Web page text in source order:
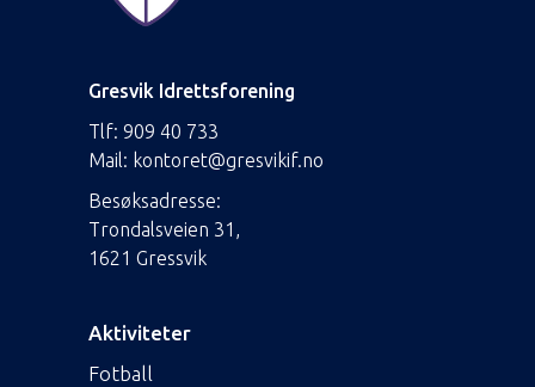
Gresvik Idrettsforening
Tlf: 909 40 733
Mail: kontoret@gresvikif.no
Besøksadresse:
Trondalsveien 31,
1621 Gressvik
Aktiviteter
Fotball